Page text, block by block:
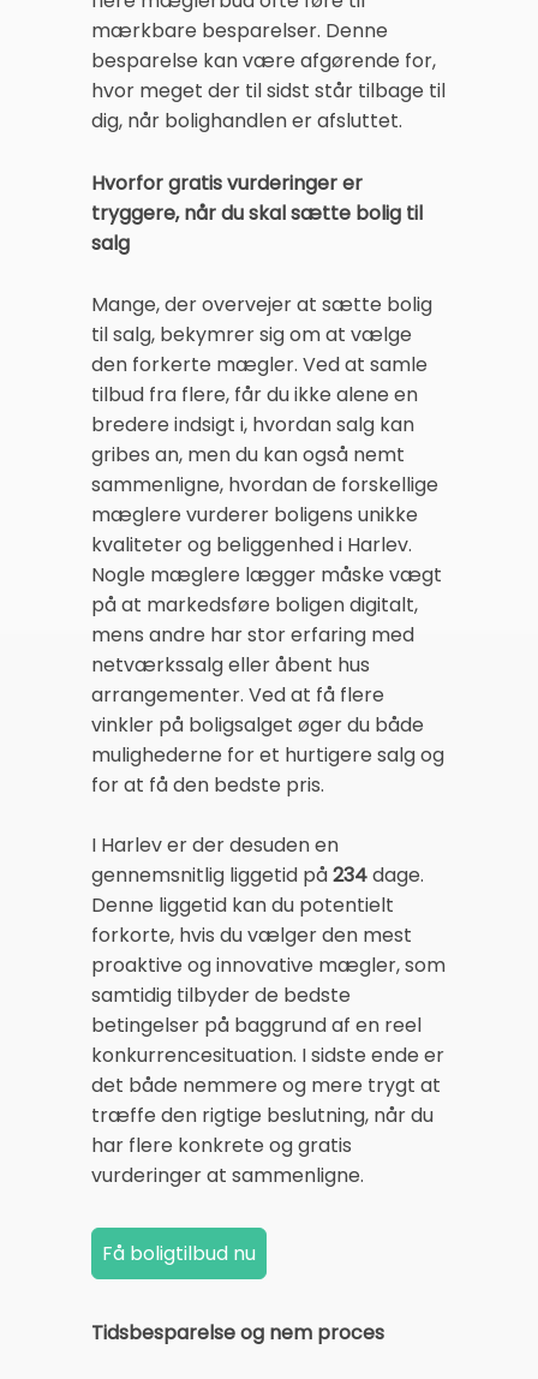
mærkbare besparelser. Denne
besparelse kan være afgørende for,
hvor meget der til sidst står tilbage til
dig, når bolighandlen er afsluttet.
Hvorfor gratis vurderinger er
tryggere, når du skal sætte bolig til
salg
Mange, der overvejer at sætte bolig
til salg, bekymrer sig om at vælge
den forkerte mægler. Ved at samle
tilbud fra flere, får du ikke alene en
bredere indsigt i, hvordan salg kan
gribes an, men du kan også nemt
sammenligne, hvordan de forskellige
mæglere vurderer boligens unikke
kvaliteter og beliggenhed i Harlev.
Nogle mæglere lægger måske vægt
på at markedsføre boligen digitalt,
mens andre har stor erfaring med
netværkssalg eller åbent hus
arrangementer. Ved at få flere
vinkler på boligsalget øger du både
mulighederne for et hurtigere salg og
for at få den bedste pris.
I Harlev er der desuden en
gennemsnitlig liggetid på234dage.
Denne liggetid kan du potentielt
forkorte, hvis du vælger den mest
proaktive og innovative mægler, som
samtidig tilbyder de bedste
betingelser på baggrund af en reel
konkurrencesituation. I sidste ende er
det både nemmere og mere trygt at
træffe den rigtige beslutning, når du
har flere konkrete og gratis
vurderinger at sammenligne.
Tidsbesparelse og nem proces